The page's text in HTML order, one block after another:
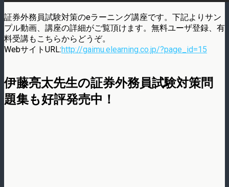
証券外務員試験対策のeラーニング講座です。下記よりサン
プル動画、講座の詳細がご覧頂けます。無料ユーザ登録、有
料受講もこちらからどうぞ。
WebサイトURL:http://gaimu.elearning.co.jp/?page_id=15
伊藤亮太先生の証券外務員試験対策問
題集も好評発売中！